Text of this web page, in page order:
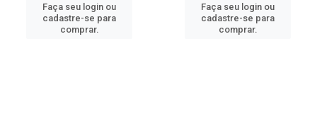
Faça seu login ou
cadastre-se para
comprar.
Faça seu login ou
cadastre-se para
comprar.